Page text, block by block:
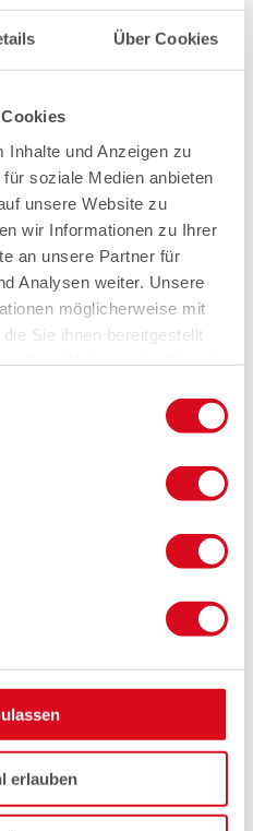
Über Cookies
Inhalte und Anzeigen zu
soziale Medien anbieten
unsere Website zu
wir Informationen zu Ihrer
an unsere Partner für
Analysen weiter. Unsere
möglicherweise mit
Sie ihnen bereitgestellt
erlauben